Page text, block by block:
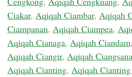
Ciakar, Aqiqah Ciambar, Aqiqah
Ciampanan, Aqiqah Ciampea,
Aqiqah Cianaga, Aqiqah Ciandam,
Aqiqah Ciangir, Aqiqah Ciangsana
Aqiqah Cianting, Aqiqah